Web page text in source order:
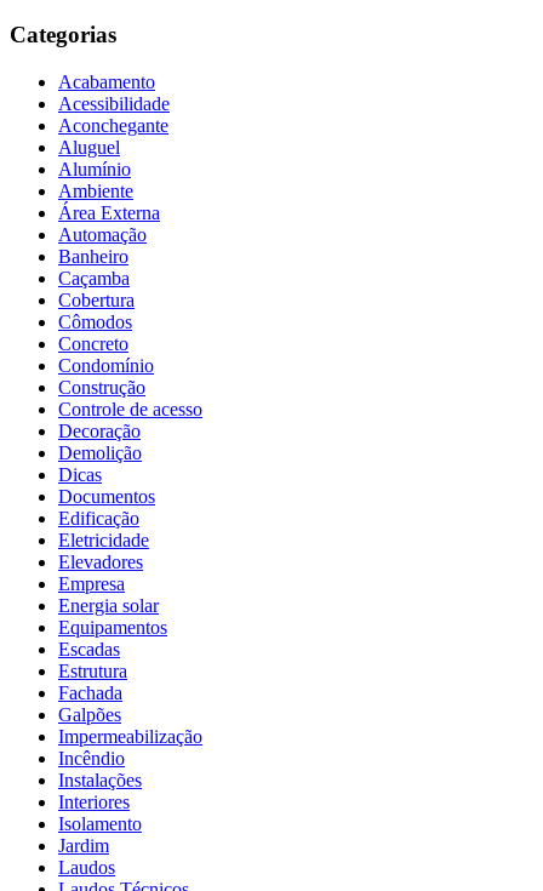
Categorias
Acabamento
Acessibilidade
Aconchegante
Aluguel
Alumínio
Ambiente
Área Externa
Automação
Banheiro
Caçamba
Cobertura
Cômodos
Concreto
Condomínio
Construção
Controle de acesso
Decoração
Demolição
Dicas
Documentos
Edificação
Eletricidade
Elevadores
Empresa
Energia solar
Equipamentos
Escadas
Estrutura
Fachada
Galpões
Impermeabilização
Incêndio
Instalações
Interiores
Isolamento
Jardim
Laudos